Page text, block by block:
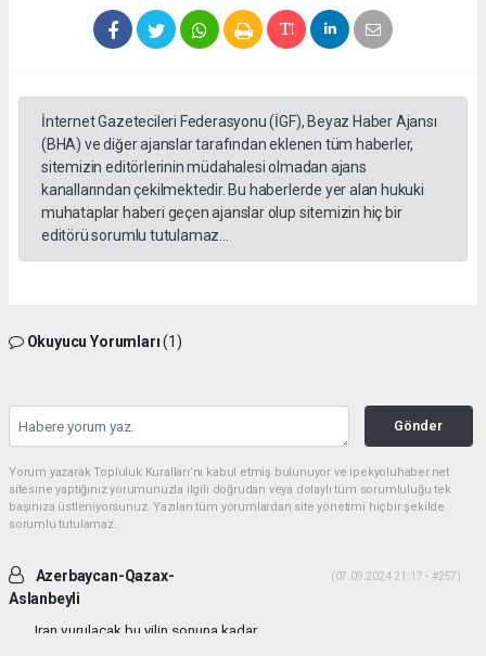
İnternet Gazetecileri Federasyonu (İGF), Beyaz Haber Ajansı
(BHA) ve diğer ajanslar tarafından eklenen tüm haberler,
sitemizin editörlerinin müdahalesi olmadan ajans
kanallarından çekilmektedir. Bu haberlerde yer alan hukuki
muhataplar haberi geçen ajanslar olup sitemizin hiç bir
editörü sorumlu tutulamaz...
Okuyucu Yorumları(1)
Gönder
Yorum yazarak Topluluk Kuralları’nı kabul etmiş bulunuyor ve ipekyoluhaber.net
sitesine yaptığınız yorumunuzla ilgili doğrudan veya dolaylı tüm sorumluluğu tek
başınıza üstleniyorsunuz. Yazılan tüm yorumlardan site yönetimi hiçbir şekilde
sorumlu tutulamaz.
Azerbaycan-Qazax-
Aslanbeyli
(07.09.2024 21:17 - #257)
Iran vurulacak bu yilin sonuna kadar...